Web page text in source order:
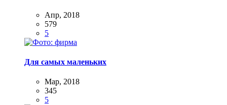
Апр, 2018
579
5
Для самых маленьких
Мар, 2018
345
5